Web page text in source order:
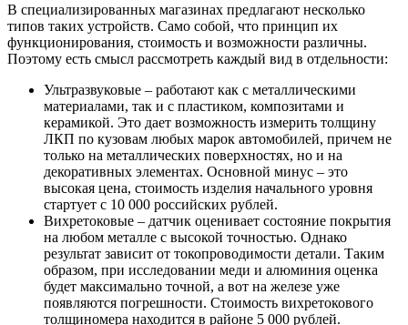
В специализированных магазинах предлагают несколько
типов таких устройств. Само собой, что принцип их
функционирования, стоимость и возможности различны.
Поэтому есть смысл рассмотреть каждый вид в отдельности:
Ультразвуковые – работают как с металлическими
материалами, так и с пластиком, композитами и
керамикой. Это дает возможность измерить толщину
ЛКП по кузовам любых марок автомобилей, причем не
только на металлических поверхностях, но и на
декоративных элементах. Основной минус – это
высокая цена, стоимость изделия начального уровня
стартует с 10 000 российских рублей.
Вихретоковые – датчик оценивает состояние покрытия
на любом металле с высокой точностью. Однако
результат зависит от токопроводимости детали. Таким
образом, при исследовании меди и алюминия оценка
будет максимально точной, а вот на железе уже
появляются погрешности. Стоимость вихретокового
толщиномера находится в районе 5 000 рублей.